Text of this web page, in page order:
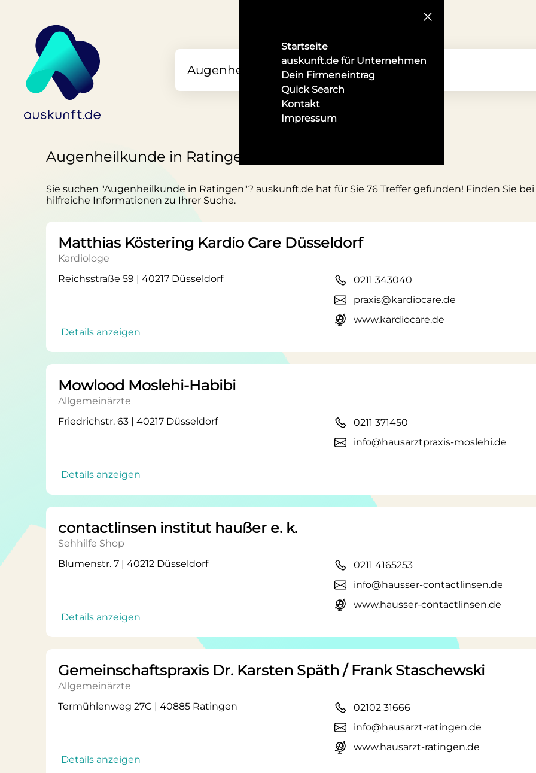
Startseite
auskunft.de für Unternehmen
Dein Firmeneintrag
Quick Search
Kontakt
Impressum
Augenheilkunde in Ratingen
Sie suchen "Augenheilkunde in Ratingen"? auskunft.de hat für Sie 76 Treffer gefunden! Finden Sie
hilfreiche Informationen zu Ihrer Suche.
Matthias Köstering Kardio Care Düsseldorf
Kardiologe
Reichsstraße 59 | 40217 Düsseldorf
Details anzeigen
0211 343040
praxis@kardiocare.de
www.kardiocare.de
Mowlood Moslehi-Habibi
Allgemeinärzte
Friedrichstr. 63 | 40217 Düsseldorf
Details anzeigen
0211 371450
info@hausarztpraxis-moslehi.de
contactlinsen institut haußer e. k.
Sehhilfe Shop
Blumenstr. 7 | 40212 Düsseldorf
Details anzeigen
0211 4165253
info@hausser-contactlinsen.de
www.hausser-contactlinsen.de
Gemeinschaftspraxis Dr. Karsten Späth / Frank Staschewski
Allgemeinärzte
Termühlenweg 27C | 40885 Ratingen
Details anzeigen
02102 31666
info@hausarzt-ratingen.de
www.hausarzt-ratingen.de